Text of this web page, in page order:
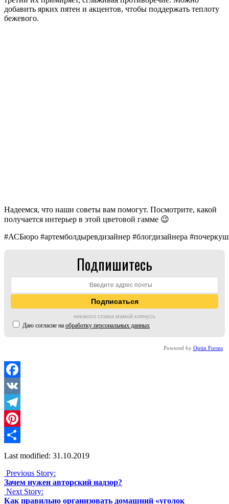
добавить ярких пятен и акцентов, чтобы поддержать теплоту
бежевого.
Надеемся, что наши советы вам помогут. Посмотрите, какой
получается интерьер в этой цветовой гамме 😉
#АСБюро #артемболдыревдизайнер #блогдизайнера
Подпишитесь
никакого спама мамой клянусь
Даю согласие на обработку персональных данных
Powered by Optin Forms
Facebook
VK
Telegram
Pinterest
Отправить
Last modified: 31.10.2019
Previous Story:
Зачем нужен авторский надзор?
Next Story:
Как правильно организовать домашний «уголок